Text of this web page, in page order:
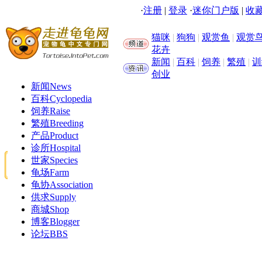
·注册 | 登录 ·迷你门户版 | 收
猫咪 | 狗狗 | 观赏鱼 | 观赏
花卉
新闻 | 百科 | 饲养 | 繁殖 |
创业
新闻News
百科Cyclopedia
饲养Raise
繁殖Breeding
产品Product
诊所Hospital
世家Species
龟场Farm
龟协Association
供求Supply
商城Shop
博客Blogger
论坛BBS